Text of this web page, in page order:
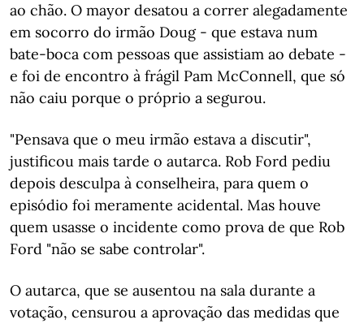
ao chão. O mayor desatou a correr alegadamente
em socorro do irmão Doug - que estava num
bate-boca com pessoas que assistiam ao debate -
e foi de encontro à frágil Pam McConnell, que só
não caiu porque o próprio a segurou.
"Pensava que o meu irmão estava a discutir",
justificou mais tarde o autarca. Rob Ford pediu
depois desculpa à conselheira, para quem o
episódio foi meramente acidental. Mas houve
quem usasse o incidente como prova de que Rob
Ford "não se sabe controlar".
O autarca, que se ausentou na sala durante a
votação, censurou a aprovação das medidas que